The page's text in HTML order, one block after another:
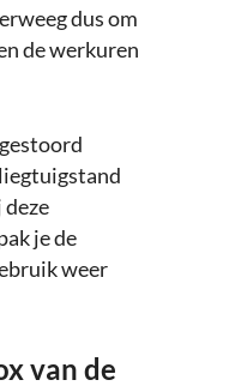
dus om
de werkuren
je de
weer
van de